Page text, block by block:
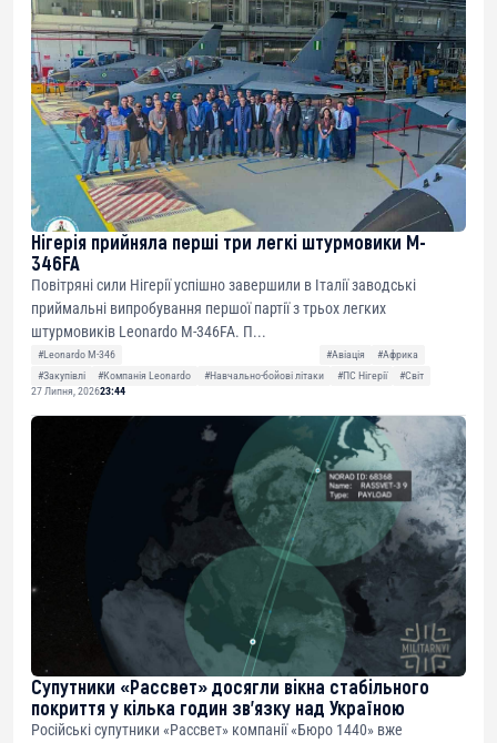
Нігерія прийняла перші три легкі штурмовики M-
346FA
Повітряні сили Нігерії успішно завершили в Італії заводські
приймальні випробування першої партії з трьох легких
штурмовиків Leonardo M-346FA. П...
#Leonardo M-346 #Авіація
#Африка
#Закупівлі
#Компанія Leonardo #Навчально-бойові літаки #ПС Нігерії
#Світ
27 Липня, 202623:44
Супутники «Рассвет» досягли вікна стабільного
покриття у кілька годин зв’язку над Україною
Російські супутники «Рассвет» компанії «Бюро 1440» вже